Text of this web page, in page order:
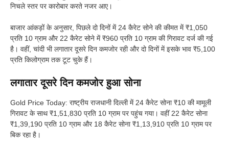
निचले स्तर पर कारोबार करते नजर आए।
बाजार आंकड़ों के अनुसार, पिछले दो दिनों में 24 कैरेट सोने की कीमत में ₹1,050
प्रति 10 ग्राम और 22 कैरेट सोने में ₹960 प्रति 10 ग्राम की गिरावट दर्ज की गई
है। वहीं, चांदी भी लगातार दूसरे दिन कमजोर रही और दो दिनों में इसके भाव ₹5,100
प्रति किलोग्राम तक टूट चुके हैं।
लगातार दूसरे दिन कमजोर हुआ सोना
Gold Price Today: राष्ट्रीय राजधानी दिल्ली में 24 कैरेट सोना ₹10 की मामूली
गिरावट के साथ ₹1,51,830 प्रति 10 ग्राम पर पहुंच गया। वहीं 22 कैरेट सोना
₹1,39,190 प्रति 10 ग्राम और 18 कैरेट सोना ₹1,13,910 प्रति 10 ग्राम पर
बिक रहा है।